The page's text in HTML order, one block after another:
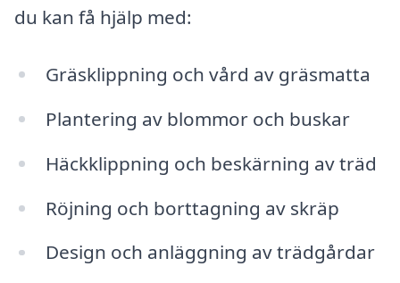
du kan få hjälp med:
Gräsklippning och vård av gräsmatta
Plantering av blommor och buskar
Häckklippning och beskärning av träd
Röjning och borttagning av skräp
Design och anläggning av trädgårdar